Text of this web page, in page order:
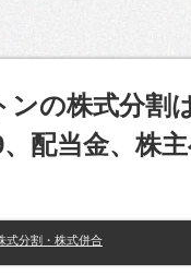
ンの株式分割
配当金、株
式分割・株式併合